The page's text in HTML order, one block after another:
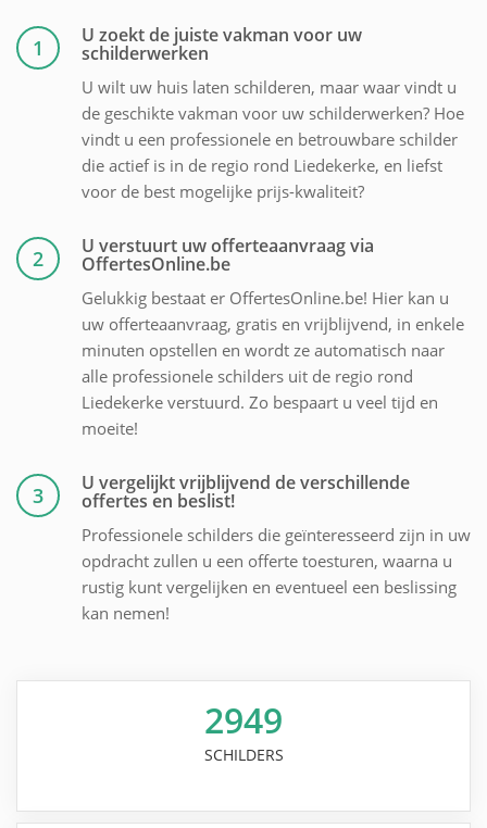
1 U zoekt de juiste vakman voor uw
schilderwerken
U wilt uw huis laten schilderen, maar waar vindt u
de geschikte vakman voor uw schilderwerken? Hoe
vindt u een professionele en betrouwbare schilder
die actief is in de regio rond Liedekerke, en liefst
voor de best mogelijke prijs-kwaliteit?
2 U verstuurt uw offerteaanvraag via
OffertesOnline.be
Gelukkig bestaat er OffertesOnline.be! Hier kan u
uw offerteaanvraag, gratis en vrijblijvend, in enkele
minuten opstellen en wordt ze automatisch naar
alle professionele schilders uit de regio rond
Liedekerke verstuurd. Zo bespaart u veel tijd en
moeite!
3 U vergelijkt vrijblijvend de verschillende
offertes en beslist!
Professionele schilders die geïnteresseerd zijn in uw
opdracht zullen u een offerte toesturen, waarna u
rustig kunt vergelijken en eventueel een beslissing
kan nemen!
2949
SCHILDERS